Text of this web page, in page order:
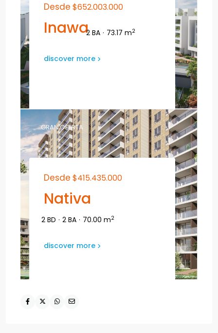
Desde $652.003.000
Inawa2 BA · 73.17 m2
discover more
GRAN OFERTA
Desde $415.435.000
Nativa
2 BD · 2 BA · 70.00 m2
discover more